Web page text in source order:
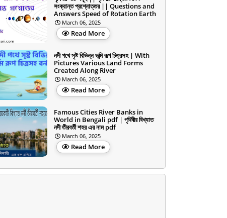
সংক্রান্ত প্রশ্নোত্তর || Questions and
Answers Speed of Rotation Earth
March 06, 2025
Read More
নদী পথে সৃষ্ট বিভিন্ন ভূমি রূপ চিত্রসহ | With
Pictures Various Land Forms
Created Along River
March 06, 2025
Read More
Famous Cities River Banks in
World in Bengali pdf | পৃথিবীর বিখ্যাত
নদী তীরবর্তী শহর এর নাম pdf
March 06, 2025
Read More